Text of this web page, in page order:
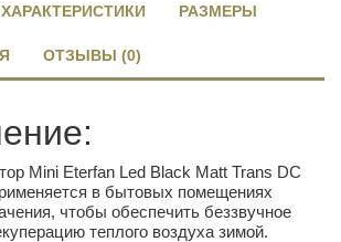
ХАРАКТЕРИСТИКИ РАЗМЕРЫ
ОТЗЫВЫ (0)
Mini Eterfan Led Black Matt Trans DC
в бытовых помещениях
чтобы обеспечить беззвучное
теплого воздуха зимой.